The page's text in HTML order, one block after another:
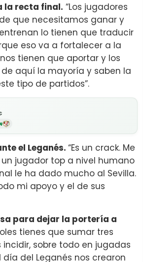
la recta final. “Los jugadores
que necesitamos ganar y
lo tienen que traducir
eso va a fortalecer a la
tienen que aportar y los
aquí la mayoría y saben la
tipo de partidos”.
el Leganés. “Es un crack. Me
jugador top a nivel humano
le ha dado mucho al Sevilla.
mi apoyo y el de sus
para dejar la portería a
tienes que sumar tres
incidir, sobre todo en jugadas
día del Leganés nos crearon